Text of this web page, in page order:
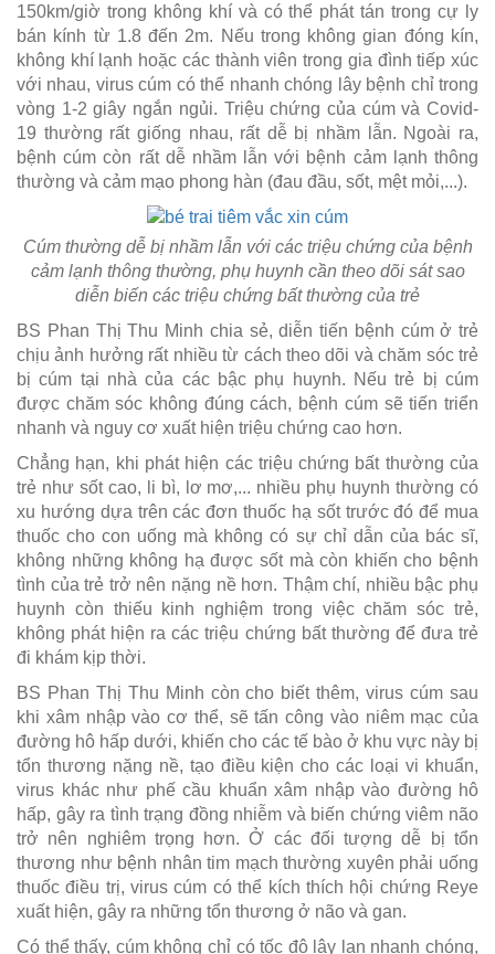
150km/giờ trong không khí và có thể phát tán trong cự ly
bán kính từ 1.8 đến 2m. Nếu trong không gian đóng kín,
không khí lạnh hoặc các thành viên trong gia đình tiếp xúc
với nhau, virus cúm có thể nhanh chóng lây bệnh chỉ trong
vòng 1-2 giây ngắn ngủi. Triệu chứng của cúm và Covid-
19 thường rất giống nhau, rất dễ bị nhầm lẫn. Ngoài ra,
bệnh cúm còn rất dễ nhầm lẫn với bệnh cảm lạnh thông
thường và cảm mạo phong hàn (đau đầu, sốt, mệt mỏi,...).
Cúm thường dễ bị nhầm lẫn với các triệu chứng của bệnh
cảm lạnh thông thường, phụ huynh cần theo dõi sát sao
diễn biến các triệu chứng bất thường của trẻ
BS Phan Thị Thu Minh chia sẻ, diễn tiến bệnh cúm ở trẻ
chịu ảnh hưởng rất nhiều từ cách theo dõi và chăm sóc trẻ
bị cúm tại nhà của các bậc phụ huynh. Nếu trẻ bị cúm
được chăm sóc không đúng cách, bệnh cúm sẽ tiến triển
nhanh và nguy cơ xuất hiện triệu chứng cao hơn.
Chẳng hạn, khi phát hiện các triệu chứng bất thường của
trẻ như sốt cao, li bì, lơ mơ,... nhiều phụ huynh thường có
xu hướng dựa trên các đơn thuốc hạ sốt trước đó để mua
thuốc cho con uống mà không có sự chỉ dẫn của bác sĩ,
không những không hạ được sốt mà còn khiến cho bệnh
tình của trẻ trở nên nặng nề hơn. Thậm chí, nhiều bậc phụ
huynh còn thiếu kinh nghiệm trong việc chăm sóc trẻ,
không phát hiện ra các triệu chứng bất thường để đưa trẻ
đi khám kịp thời.
BS Phan Thị Thu Minh còn cho biết thêm, virus cúm sau
khi xâm nhập vào cơ thể, sẽ tấn công vào niêm mạc của
đường hô hấp dưới, khiến cho các tế bào ở khu vực này bị
tổn thương nặng nề, tạo điều kiện cho các loại vi khuẩn,
virus khác như phế cầu khuẩn xâm nhập vào đường hô
hấp, gây ra tình trạng đồng nhiễm và biến chứng viêm não
trở nên nghiêm trọng hơn. Ở các đối tượng dễ bị tổn
thương như bệnh nhân tim mạch thường xuyên phải uống
thuốc điều trị, virus cúm có thể kích thích hội chứng Reye
xuất hiện, gây ra những tổn thương ở não và gan.
Có thể thấy, cúm không chỉ có tốc độ lây lan nhanh chóng,